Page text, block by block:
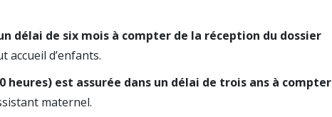
délai de six mois à compter de la réception du dossier
accueil d’enfants.
est assurée dans un délai de trois ans à compter
maternel.